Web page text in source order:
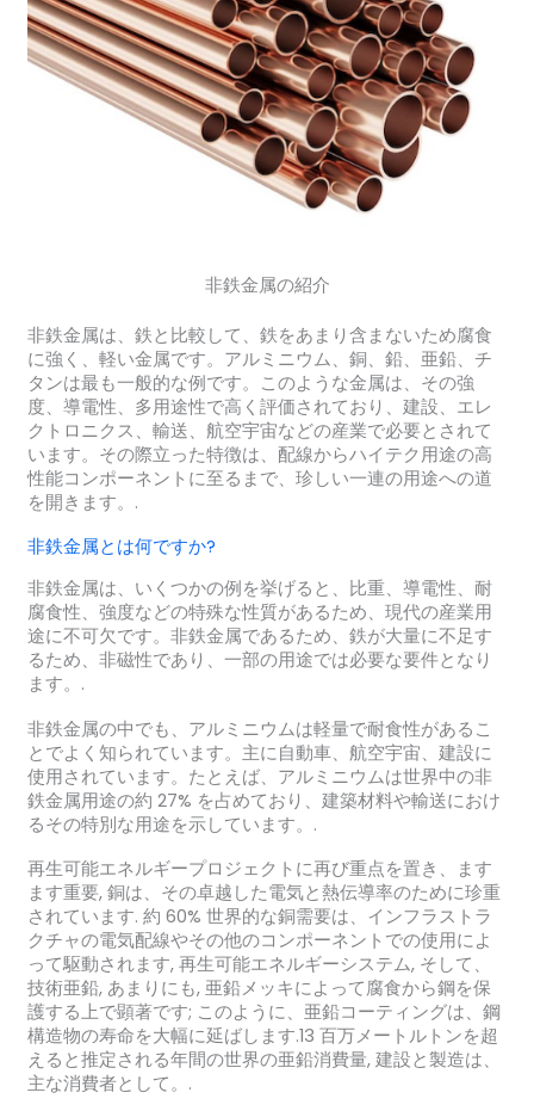
非鉄金属の紹介
非鉄金属は、鉄と比較して、鉄をあまり含まないため腐食
に強く、軽い金属です。アルミニウム、銅、鉛、亜鉛、チ
タンは最も一般的な例です。このような金属は、その強
度、導電性、多用途性で高く評価されており、建設、エレ
クトロニクス、輸送、航空宇宙などの産業で必要とされて
います。その際立った特徴は、配線からハイテク用途の高
性能コンポーネントに至るまで、珍しい一連の用途への道
を開きます。.
非鉄金属とは何ですか?
非鉄金属は、いくつかの例を挙げると、比重、導電性、耐
腐食性、強度などの特殊な性質があるため、現代の産業用
途に不可欠です。非鉄金属であるため、鉄が大量に不足す
るため、非磁性であり、一部の用途では必要な要件となり
ます。.
非鉄金属の中でも、アルミニウムは軽量で耐食性があるこ
とでよく知られています。主に自動車、航空宇宙、建設に
使用されています。たとえば、アルミニウムは世界中の非
鉄金属用途の約 27% を占めており、建築材料や輸送におけ
るその特別な用途を示しています。.
再生可能エネルギープロジェクトに再び重点を置き、ます
ます重要, 銅は、その卓越した電気と熱伝導率のために珍重
されています. 約 60% 世界的な銅需要は、インフラストラ
クチャの電気配線やその他のコンポーネントでの使用によ
って駆動されます, 再生可能エネルギーシステム, そして、
技術亜鉛, あまりにも, 亜鉛メッキによって腐食から鋼を保
護する上で顕著です; このように、亜鉛コーティングは、鋼
構造物の寿命を大幅に延ばします.13 百万メートルトンを超
えると推定される年間の世界の亜鉛消費量, 建設と製造は、
主な消費者として。.